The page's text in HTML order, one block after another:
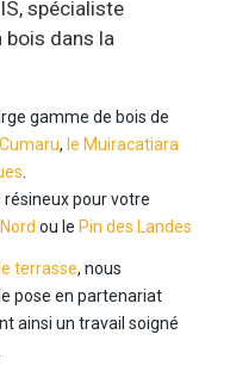
spécialiste
bois dans la
gamme de bois de
, le Muiracatiara
résineux pour votre
ou le Pin des Landes
terrasse, nous
pose en partenariat
ainsi un travail soigné